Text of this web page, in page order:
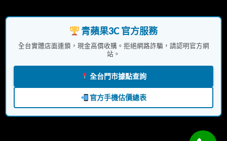
青蘋果3C 官方服務
全台實體店面連鎖，現金高價收購。拒絕網路詐騙，請認明官方網
站。
全台門市據點查詢
官方手機估價總表